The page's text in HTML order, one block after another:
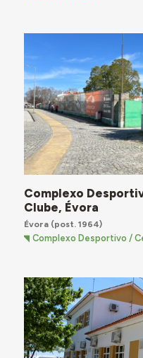
Complexo
Clube, Évora
Évora(post. 1964)
Complexo Desportivo /